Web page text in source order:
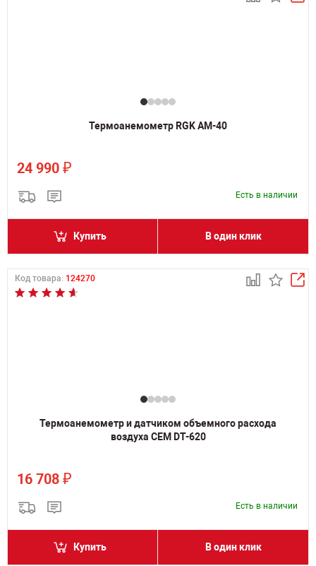
Термоанемометр RGK AM-40
24 990 ₽
Есть в наличии
Купить В один клик
Код товара: 124270
Термоанемометр и датчиком объемного расхода
воздуха CEM DT-620
16 708 ₽
Есть в наличии
Купить В один клик